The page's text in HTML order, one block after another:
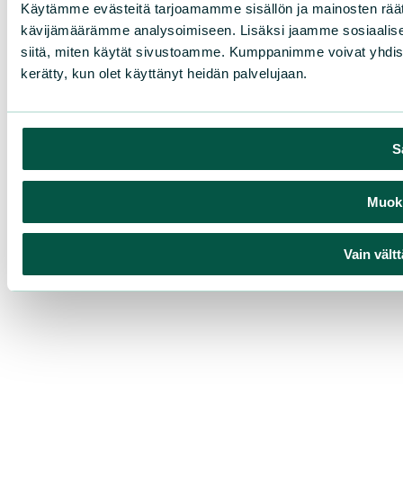
Käytämme evästeitä tarjoamamme sisällön ja mainosten
kävijämäärämme analysoimiseen. Lisäksi jaamme
siitä, miten käytät sivustoamme. Kumppanimme voivat
kerätty, kun olet käyttänyt heidän palvelujaan.
Vain